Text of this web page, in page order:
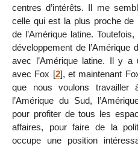
centres d’intérêts. Il me
celle qui est la plus proche de
de l’Amérique latine.
développement de
avec l’Amérique latine. Il y a
avec Fox [2], et maintenant
que nous voulons travailler
l’Amérique du Sud,
pour profiter de tous les
affaires, pour faire de la
occupe une position